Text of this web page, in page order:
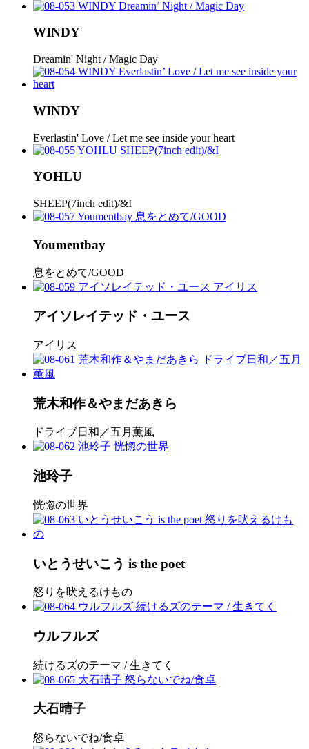
WINDY
Dreamin' Night / Magic Day
WINDY
Everlastin' Love / Let me see inside your heart
YOHLU
SHEEP(7inch edit)/&I
Youmentbay
息をとめて/GOOD
アイソレイテッド・ユース
アイリス
荒木和作＆やまだあきら
ドライブ日和／五月薫風
池玲子
恍惚の世界
いとうせいこう is the poet
怒りを吠えるけもの
ウルフルズ
続けるズのテーマ / 生きてく
大石晴子
怒らないでね/食卓